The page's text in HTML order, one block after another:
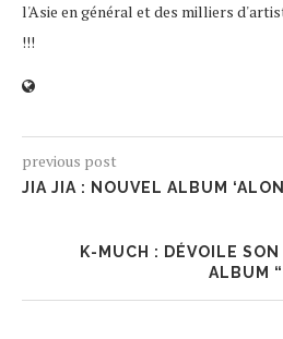
l'Asie en général et des milliers
!!!
previous post
JIA JIA : NOUVEL ALBUM
K-MUCH : DÉVOILE
ALBUM